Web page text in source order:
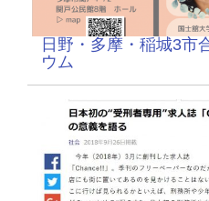
日野・多摩・稲城3市
ウム